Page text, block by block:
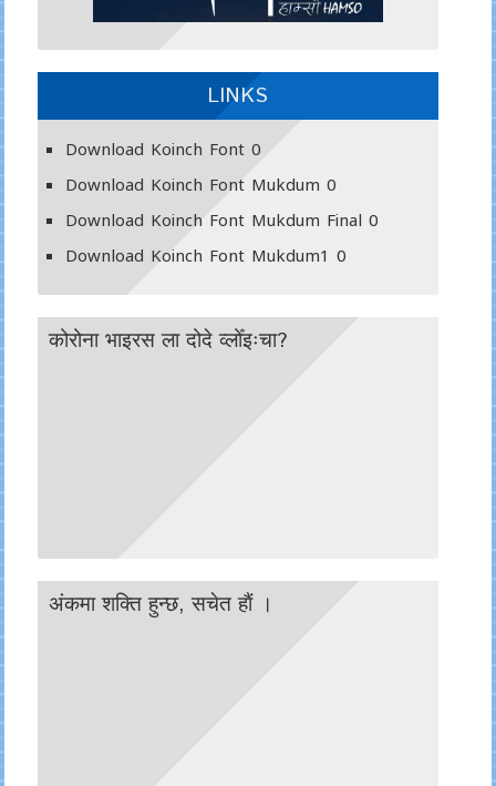
LINKS
Download Koinch Font0
Download Koinch Font Mukdum 0
Download Koinch Font Mukdum Final 0
Download Koinch Font Mukdum1 0
कोरोना भाइरस ला दोदे व्लोँइःचा?
अंकमा शक्ति हुन्छ, सचेत हाैं ।